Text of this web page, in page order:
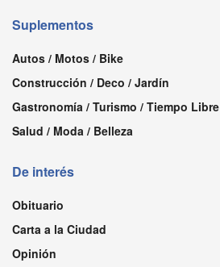
Suplementos
Autos / Motos / Bike
Construcción / Deco / Jardín
Gastronomía / Turismo / Tiempo Libre
Salud / Moda / Belleza
De interés
Obituario
Carta a la Ciudad
Opinión